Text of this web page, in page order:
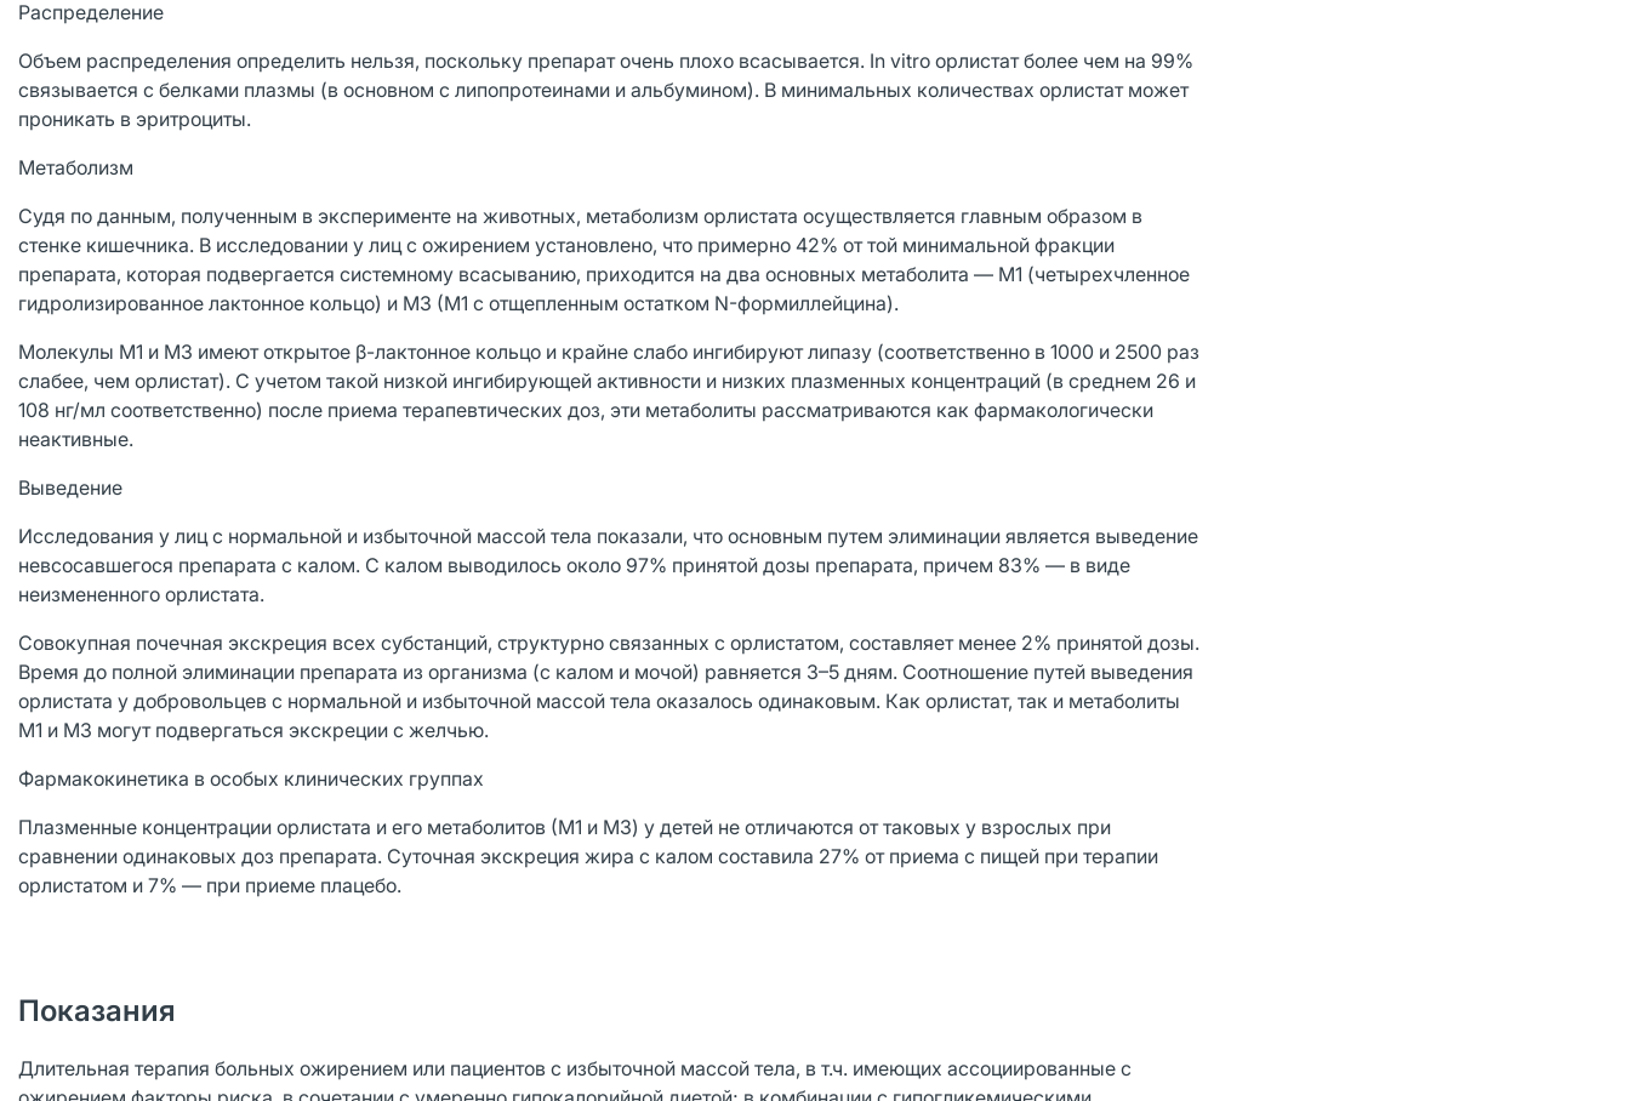
Распределение
Объем распределения определить нельзя, поскольку препарат очень плохо всасывается. In vitro орлистат более чем на 99%
связывается с белками плазмы (в основном с липопротеинами и альбумином). В минимальных количествах орлистат может
проникать в эритроциты.
Метаболизм
Судя по данным, полученным в эксперименте на животных, метаболизм орлистата осуществляется главным образом в
стенке кишечника. В исследовании у лиц с ожирением установлено, что примерно 42% от той минимальной фракции
препарата, которая подвергается системному всасыванию, приходится на два основных метаболита — М1 (четырехчленное
гидролизированное лактонное кольцо) и М3 (М1 с отщепленным остатком N-формиллейцина).
Молекулы М1 и М3 имеют открытое β-лактонное кольцо и крайне слабо ингибируют липазу (соответственно в 1000 и 2500 раз
слабее, чем орлистат). С учетом такой низкой ингибирующей активности и низких плазменных концентраций (в среднем 26 и
108 нг/мл соответственно) после приема терапевтических доз, эти метаболиты рассматриваются как фармакологически
неактивные.
Выведение
Исследования у лиц с нормальной и избыточной массой тела показали, что основным путем элиминации является выведение
невсосавшегося препарата с калом. С калом выводилось около 97% принятой дозы препарата, причем 83% — в виде
неизмененного орлистата.
Совокупная почечная экскреция всех субстанций, структурно связанных с орлистатом, составляет менее 2% принятой дозы.
Время до полной элиминации препарата из организма (с калом и мочой) равняется 3–5 дням. Соотношение путей выведения
орлистата у добровольцев с нормальной и избыточной массой тела оказалось одинаковым. Как орлистат, так и метаболиты
М1 и М3 могут подвергаться экскреции с желчью.
Фармакокинетика в особых клинических группах
Плазменные концентрации орлистата и его метаболитов (М1 и М3) у детей не отличаются от таковых у взрослых при
сравнении одинаковых доз препарата. Суточная экскреция жира с калом составила 27% от приема с пищей при терапии
орлистатом и 7% — при приеме плацебо.
Показания
Длительная терапия больных ожирением или пациентов с избыточной массой тела, в т.ч. имеющих ассоциированные с